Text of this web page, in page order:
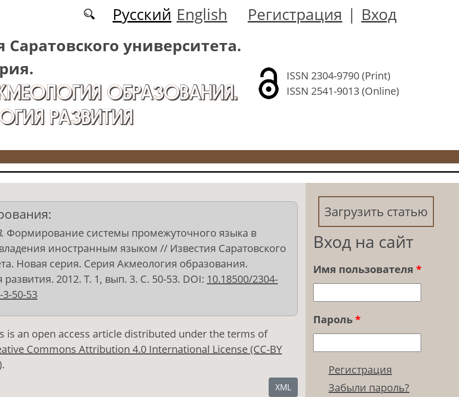
Русский English Регистрация | Вход
Саратовского университета.
ОБРАЗОВАНИЯ.
РАЗВИТИЯ
ISSN 2304-9790 (Print)
ISSN 2541-9013 (Online)
Формирование системы промежуточного языка в
иностранным языком // Известия Саратовского
Новая серия. Серия Акмеология образования.
2012. Т. 1, вып. 3. С. 50-53. DOI: 10.18500/2304-
3-50-53
is an open access article distributed under the terms of
Commons Attribution 4.0 International License (CC-BY
.
XML
Загрузить статью
Вход на сайт
Имя пользователя *
Пароль*
Регистрация
Забыли пароль?